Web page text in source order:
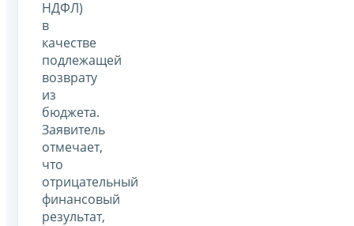
НДФЛ)
в
качестве
подлежащей
возврату
из
бюджета.
Заявитель
отмечает,
что
отрицательный
финансовый
результат,